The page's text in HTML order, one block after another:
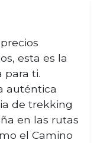
esta es la
para ti.
auténtica
de trekking
en las rutas
el Camino